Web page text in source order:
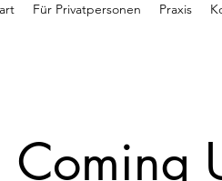
Für Privatpersonen Praxis
Coming